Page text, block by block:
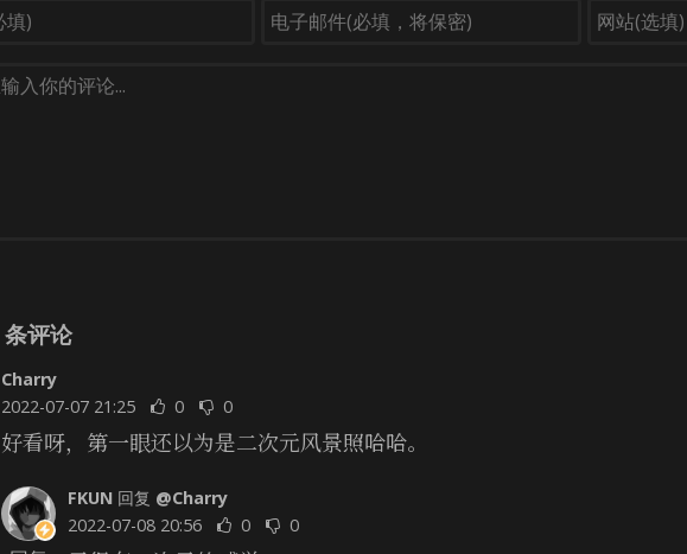
条评论
Charry
2022-07-07 21:25
0 0
好看呀，第一眼还以为是二次元风景照哈哈。
FKUN 回复 @Charry
2022-07-08 20:56
0 0